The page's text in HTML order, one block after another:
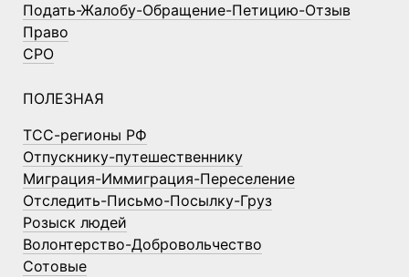
Подать-Жалобу-Обращение-Петицию-Отзыв
Право
СРО
ПОЛЕЗНАЯ
ТСС-регионы РФ
Отпускнику-путешественнику
Миграция-Иммиграция-Переселение
Отследить-Письмо-Посылку-Груз
Розыск людей
Волонтерство-Добровольчество
Сотовые